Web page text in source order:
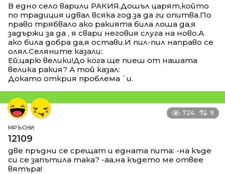
В едно село варили РАКИЯ.Дошъл царят,който
по традиция идвал всяка год.за да ги опитва.По
право трябвало ако ракията била лоша да,я
задържи за да , я свари неговия слуга на ново.А
ако била добра да,я остави.И пил-пил направо се
олял.Селяните казали:
Ей,царю велики!До кога ще пиеш от нашата
велика ракия? А той казал:
Докато открия проблема `и.
724 9
МРЪСНИ
12109
две пръдни се срещат и едната пита: -на къде
си се запътила така? -аа,на където ме отвее
вятъра!